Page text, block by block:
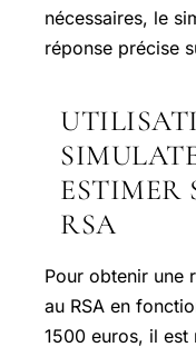
nécessaires, le
réponse précise
ESTIMER
RSA
Pour obtenir une
au RSA en
1500 euros, il est